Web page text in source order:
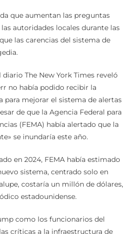
que aumentan las preguntas
autoridades locales durante las
las carencias del sistema de
The New York Times reveló
no había podido recibir la
para mejorar el sistema de alertas
de que la Agencia Federal para
(FEMA) había alertado que la
se inundaría este año.
en 2024, FEMA había estimado
sistema, centrado solo en
costaría un millón de dólares,
estadounidense.
como los funcionarios del
críticas a la infraestructura de